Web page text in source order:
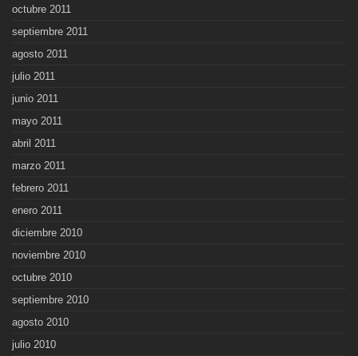
octubre 2011
septiembre 2011
agosto 2011
julio 2011
junio 2011
mayo 2011
abril 2011
marzo 2011
febrero 2011
enero 2011
diciembre 2010
noviembre 2010
octubre 2010
septiembre 2010
agosto 2010
julio 2010